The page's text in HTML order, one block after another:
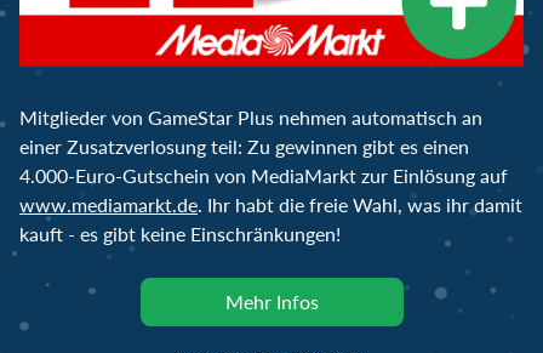
Mitglieder von GameStar Plus nehmen automatisch an
einer Zusatzverlosung teil: Zu gewinnen gibt es einen
4.000-Euro-Gutschein von MediaMarkt zur Einlösung auf
www.mediamarkt.de. Ihr habt die freie Wahl, was ihr damit
kauft - es gibt keine Einschränkungen!
Mehr Infos